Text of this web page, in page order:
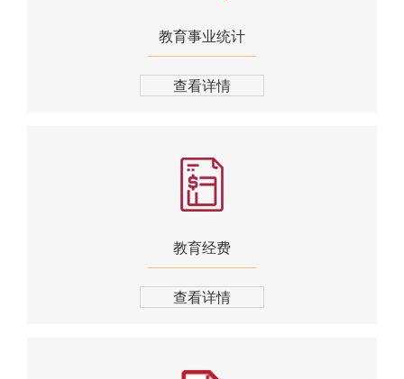
教育事业统计
查看详情
教育经费
查看详情